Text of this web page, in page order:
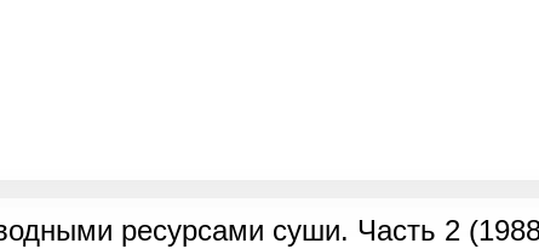
ресурсами суши. Часть 2